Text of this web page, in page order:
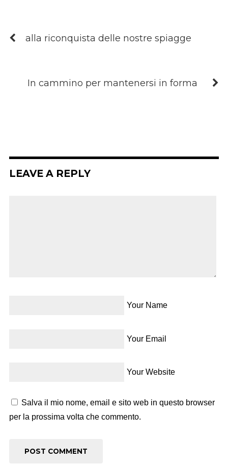
alla riconquista delle nostre spiagge
In cammino per mantenersi in forma
LEAVE A REPLY
Your Name
Your Email
Your Website
Salva il mio nome, email e sito web in questo browser
per la prossima volta che commento.